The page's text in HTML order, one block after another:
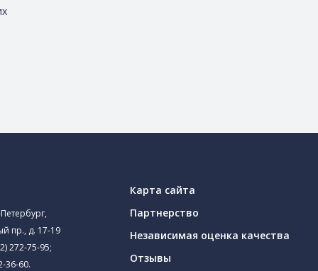
пр., д. 17-19
272-75-95;
36-60.
Карта сайта
Партнерство
Независимая оценка качества
Отзывы